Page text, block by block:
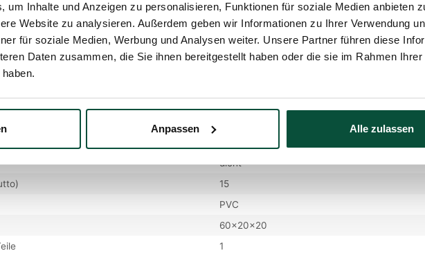
um Inhalte und Anzeigen zu personalisieren, Funktionen für soziale Medien anbieten
Website zu analysieren. Außerdem geben wir Informationen zu Ihrer Verwendung
für soziale Medien, Werbung und Analysen weiter. Unsere Partner führen diese
Daten zusammen, die Sie ihnen bereitgestellt haben oder die sie im Rahmen
Anpassen Alle zulassen
der Zweige
Zweige
0
Zweige
87
3D/PVC
10cm
dicht
15
PVC
60x20x20
1